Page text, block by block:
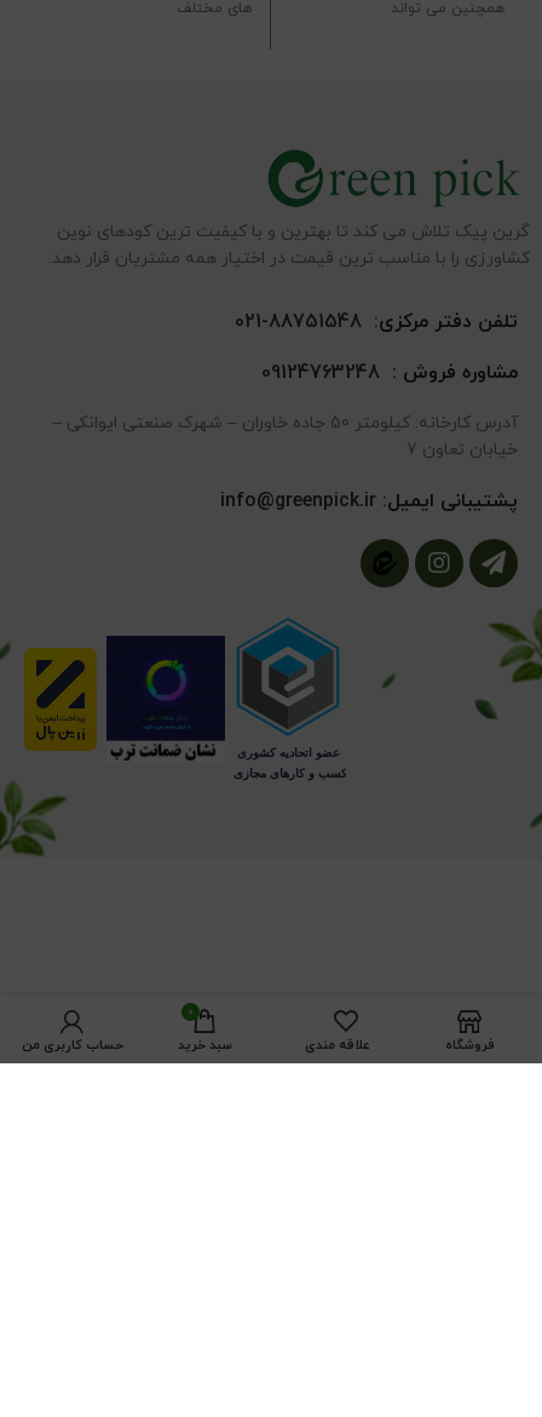
همچنین می تواند
های مختلف
گرین پیک تلاش می کند تا بهترین و با کیفیت ترین کودهای نوین
کشاورزی را با مناسب ترین قیمت در اختیار همه مشتریان قرار دهد.
تلفن دفتر مرکزی:88751548-021
مشاوره فروش :09124763248
آدرس کارخانه: کیلومتر 50 جاده خاوران – شهرک صنعتی ایوانکی –
خیابان تعاون 7
پشتیبانی ایمیل:info@greenpick.ir
فروشگاه علاقه مندی
0
سبد خرید حساب کاربری من